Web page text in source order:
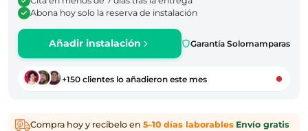
Abona hoy solo la reserva de instalación
Añadir instalación Garantía Solomamparas
+150 clientes lo añadieron este mes
Compra hoy y recíbelo en 5–10 días laborables·Envío gratis